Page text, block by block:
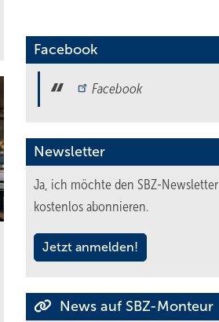
Facebook
Facebook
Newsletter
Ja, ich möchte den SBZ-Newsletter
kostenlos abonnieren.
Jetzt anmelden!
News auf SBZ-Monteur